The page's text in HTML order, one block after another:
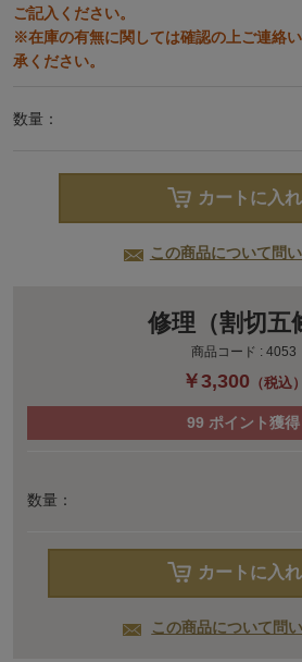
ご記入ください。
※在庫の有無に関しては確認の上ご連絡
承ください。
数量：
カートに入
この商品について問
修理（割切五
商品コード : 4053
￥3,300 （税込）
99 ポイント獲得
数量：
カートに入
この商品について問